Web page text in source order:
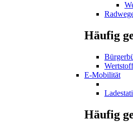
Häufig
E-Mobilität
Häufig